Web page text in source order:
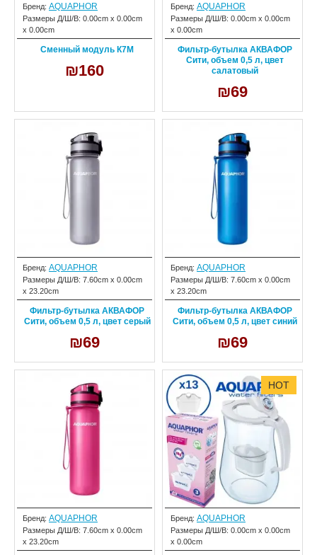
Бренд: AQUAPHOR
Размеры Д/Ш/В: 0.00cm x 0.00cm
x 0.00cm
Сменный модуль К7М
₪160
Бренд: AQUAPHOR
Размеры Д/Ш/В: 0.00cm x 0.00cm
x 0.00cm
Фильтр-бутылка АКВАФОР
Сити, объем 0,5 л, цвет
салатовый
₪69
Бренд: AQUAPHOR
Размеры Д/Ш/В: 7.60cm x 0.00cm
x 23.20cm
Фильтр-бутылка АКВАФОР
Сити, объем 0,5 л, цвет серый
₪69
Бренд: AQUAPHOR
Размеры Д/Ш/В: 7.60cm x 0.00cm
x 23.20cm
Фильтр-бутылка АКВАФОР
Сити, объем 0,5 л, цвет синий
₪69
Бренд: AQUAPHOR
Размеры Д/Ш/В: 7.60cm x 0.00cm
x 23.20cm
HOT
Бренд: AQUAPHOR
Размеры Д/Ш/В: 0.00cm x 0.00cm
x 0.00cm